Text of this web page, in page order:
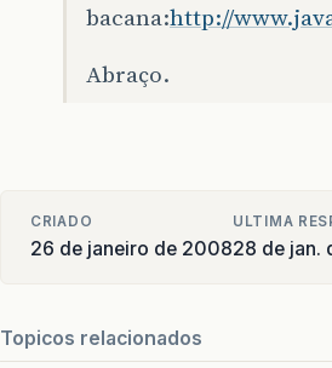
bacana:http://
Abraço.
CRIADO
26 de janeiro de 2008
ULTIMA
28 de jan.
Topicos relacionados